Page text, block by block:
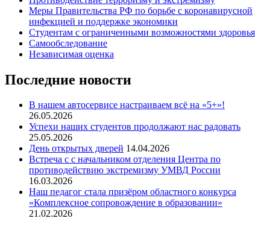
Меры Правительства РФ по борьбе с коронавирусной
инфекцией и поддержке экономики
Студентам с ограниченными возможностями здоровья
Самообследование
Независимая оценка
Последние новости
В нашем автосервисе настраиваем всё на «5+»!
26.05.2026
Успехи наших студентов продолжают нас радовать
25.05.2026
День открытых дверей 14.04.2026
Встреча с с начальником отделения Центра по
противодействию экстремизму УМВД России
16.03.2026
Наш педагог стала призёром областного конкурса
«Комплексное сопровождение в образовании»
21.02.2026